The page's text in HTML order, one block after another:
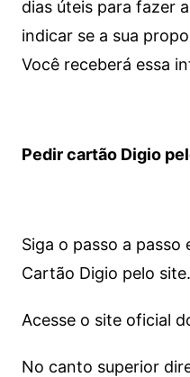
dias úteis para fazer
indicar se a sua
Você receberá essa
Pedir cartão Digio
Siga o passo a
Cartão Digio pelo site.
Acesse o site oficial
No canto superior